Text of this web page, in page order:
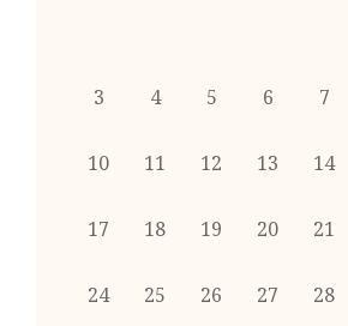
3 4 5 6 7
10 11 12 13 14
17 18 19 20 21
24 25 26 27 28